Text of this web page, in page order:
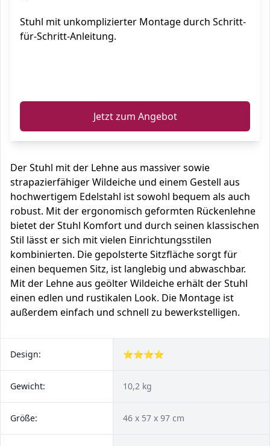
Stuhl mit unkomplizierter Montage durch Schritt-
für-Schritt-Anleitung.
Jetzt zum Angebot
Der Stuhl mit der Lehne aus massiver sowie
strapazierfähiger Wildeiche und einem Gestell aus
hochwertigem Edelstahl ist sowohl bequem als auch
robust. Mit der ergonomisch geformten Rückenlehne
bietet der Stuhl Komfort und durch seinen klassischen
Stil lässt er sich mit vielen Einrichtungsstilen
kombinierten. Die gepolsterte Sitzfläche sorgt für
einen bequemen Sitz, ist langlebig und abwaschbar.
Mit der Lehne aus geölter Wildeiche erhält der Stuhl
einen edlen und rustikalen Look. Die Montage ist
außerdem einfach und schnell zu bewerkstelligen.
Design: ⭐⭐⭐⭐
Gewicht: 10,2 kg
Größe: 46 x 57 x 97 cm